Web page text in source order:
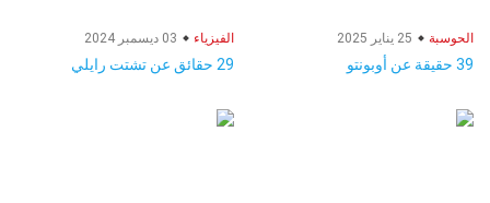
الحوسبة
39 حقيقة عن أوبونتو
الفيزياء
29 حقائق عن تشتت رايلي